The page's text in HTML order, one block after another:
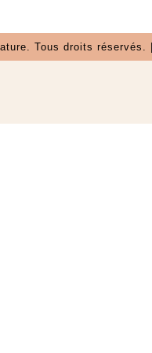
Tous droits réservés. |